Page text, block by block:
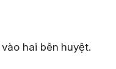
hai bên huyệt.